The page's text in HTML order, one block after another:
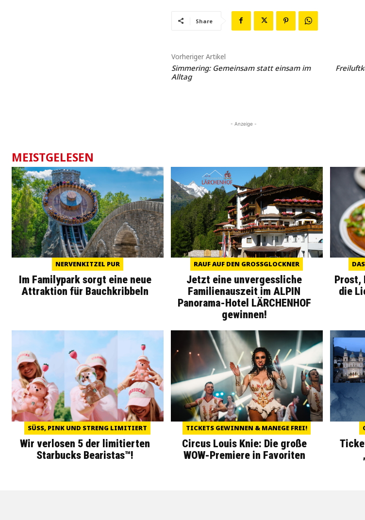
Share
Vorheriger Artikel
Simmering: Gemeinsam statt einsam im
Alltag
- Anzeige -
MEISTGELESEN
NERVENKITZEL PUR
Im Familypark sorgt eine neue
Attraktion für Bauchkribbeln
RAUF AUF DEN GROSSGLOCKNER
Jetzt eine unvergessliche
Familienauszeit im ALPIN
Panorama-Hotel LÄRCHENHOF
gewinnen!
Prost,
die
SÜSS, PINK UND STRENG LIMITIERT
Wir verlosen 5 der limitierten
Starbucks Bearistas™!
TICKETS GEWINNEN & MANEGE FREI!
Circus Louis Knie: Die große
WOW-Premiere in Favoriten